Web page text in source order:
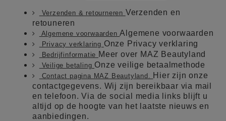
Verzenden & retourneren Verzenden en
retouneren
Algemene voorwaardenAlgemene voorwaarden
Privacy verklaring Onze Privacy verklaring
Bedrijfinformatie Meer over MAZ Beautyland
Veilige betaling Onze veilige betaalmethode
Contact pagina MAZ Beautyland. Hier zijn onze
contactgegevens. Wij zijn bereikbaar via mail
en telefoon. Via de social media links blijft u
altijd op de hoogte van het laatste nieuws en
aanbiedingen.